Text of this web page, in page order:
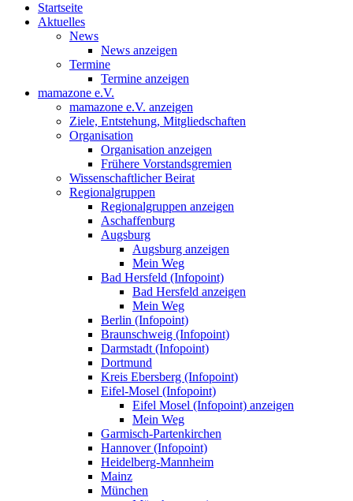
Startseite
Aktuelles
News
News anzeigen
Termine
Termine anzeigen
mamazone e.V.
mamazone e.V. anzeigen
Ziele, Entstehung, Mitgliedschaften
Organisation
Organisation anzeigen
Frühere Vorstandsgremien
Wissenschaftlicher Beirat
Regionalgruppen
Regionalgruppen anzeigen
Aschaffenburg
Augsburg
Augsburg anzeigen
Mein Weg
Bad Hersfeld (Infopoint)
Bad Hersfeld anzeigen
Mein Weg
Berlin (Infopoint)
Braunschweig (Infopoint)
Darmstadt (Infopoint)
Dortmund
Kreis Ebersberg (Infopoint)
Eifel-Mosel (Infopoint)
Eifel Mosel (Infopoint) anzeigen
Mein Weg
Garmisch-Partenkirchen
Hannover (Infopoint)
Heidelberg-Mannheim
Mainz
München